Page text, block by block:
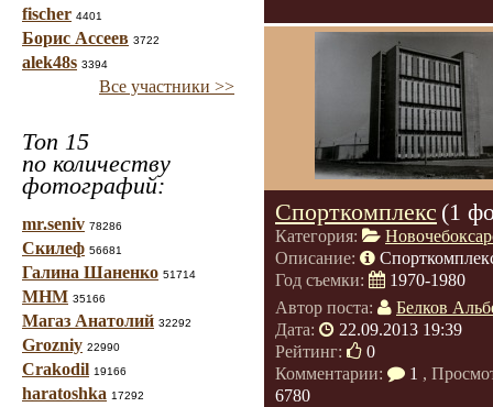
fischer 4401
Борис Ассеев 3722
alek48s 3394
Все участники >>
Топ 15
по количеству
фотографий:
mr.seniv 78286
Скилеф 56681
Галина Шаненко 51714
МНМ 35166
Магаз Анатолий 32292
Grozniy 22990
Crakodil 19166
haratoshka 17292
Спорткомплекс (1
Категория:
Описание:
Год съемки:
1970-1980
Автор поста:
Белков
Дата:
22.09.2013 19:39
Рейтинг:
0
Комментарии:
1 ,
6780